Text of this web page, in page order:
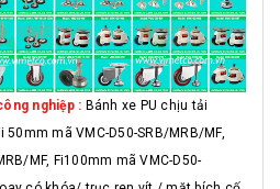
nghiệp : Bánh xe PU chịu tải
mã VMC-D50-SRB/MRB/MF,
MF, Fi100mm mã VMC-D50-